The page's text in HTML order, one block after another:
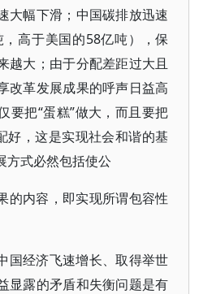
大幅下滑；中国碳排放迅速
高于美国的58亿吨），保
越大；由于分配差距过大且
改革发展成果的呼声日益高
要把“蛋糕”做大，而且要把
好，这是实现社会和谐的基
方式必然包括使公
的内容，即实现所谓包容性
国经济飞速增长、取得举世
显露的矛盾和失衡问题是有